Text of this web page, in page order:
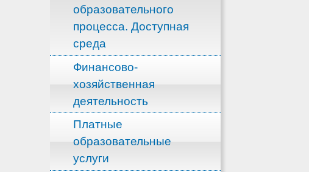
образовательного
процесса. Доступная
среда
Финансово-
хозяйственная
деятельность
Платные
образовательные
услуги